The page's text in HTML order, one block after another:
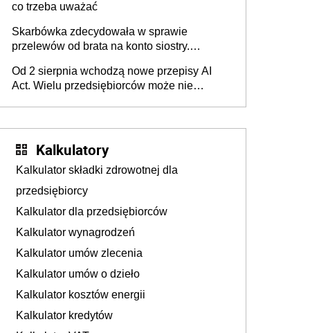
co trzeba uważać
Skarbówka zdecydowała w sprawie
przelewów od brata na konto siostry.
darowizna, ale podatku jednak nie będzie
Od 2 sierpnia wchodzą nowe przepisy AI
Act. Wielu przedsiębiorców może nie
Kalkulatory
Kalkulator składki zdrowotnej dla
przedsiębiorcy
Kalkulator dla przedsiębiorców
Kalkulator wynagrodzeń
Kalkulator umów zlecenia
Kalkulator umów o dzieło
Kalkulator kosztów energii
Kalkulator kredytów